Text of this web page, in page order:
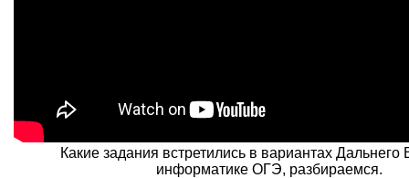
Какие задания встретились в вариантах Дальнего
информатике ОГЭ, разбираемся.